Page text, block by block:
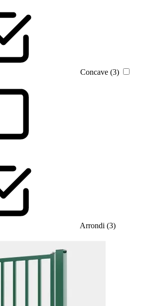
Concave (3)
Arrondi (3)